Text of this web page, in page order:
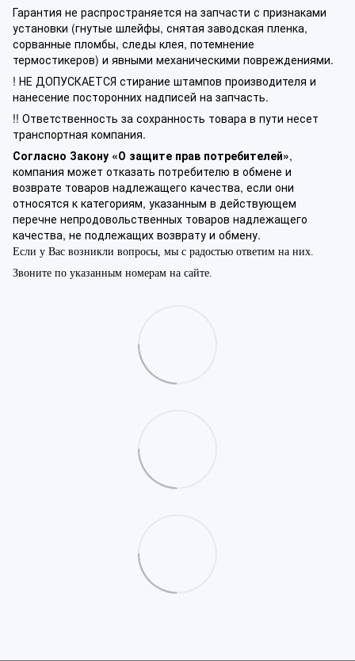
Гарантия не распространяется на запчасти с признаками
установки (гнутые шлейфы, снятая заводская пленка,
сорванные пломбы, следы клея, потемнение
термостикеров) и явными механическими повреждениями.
! НЕ ДОПУСКАЕТСЯ стирание штампов производителя и
нанесение посторонних надписей на запчасть.
!! Ответственность за сохранность товара в пути несет
транспортная компания.
Согласно Закону «О защите прав потребителей»,
компания может отказать потребителю в обмене и
возврате товаров надлежащего качества, если они
относятся к категориям, указанным в действующем
перечне непродовольственных товаров надлежащего
качества, не подлежащих возврату и обмену.
Если у Вас возникли вопросы, мы с радостью ответим на них.
Звоните по указанным номерам на сайте.